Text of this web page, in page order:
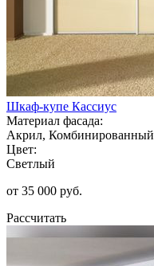
Шкаф-купе Кассиус
Материал фасада:
Акрил, Комбинированный
Цвет:
Светлый
от 35 000 руб.
Рассчитать